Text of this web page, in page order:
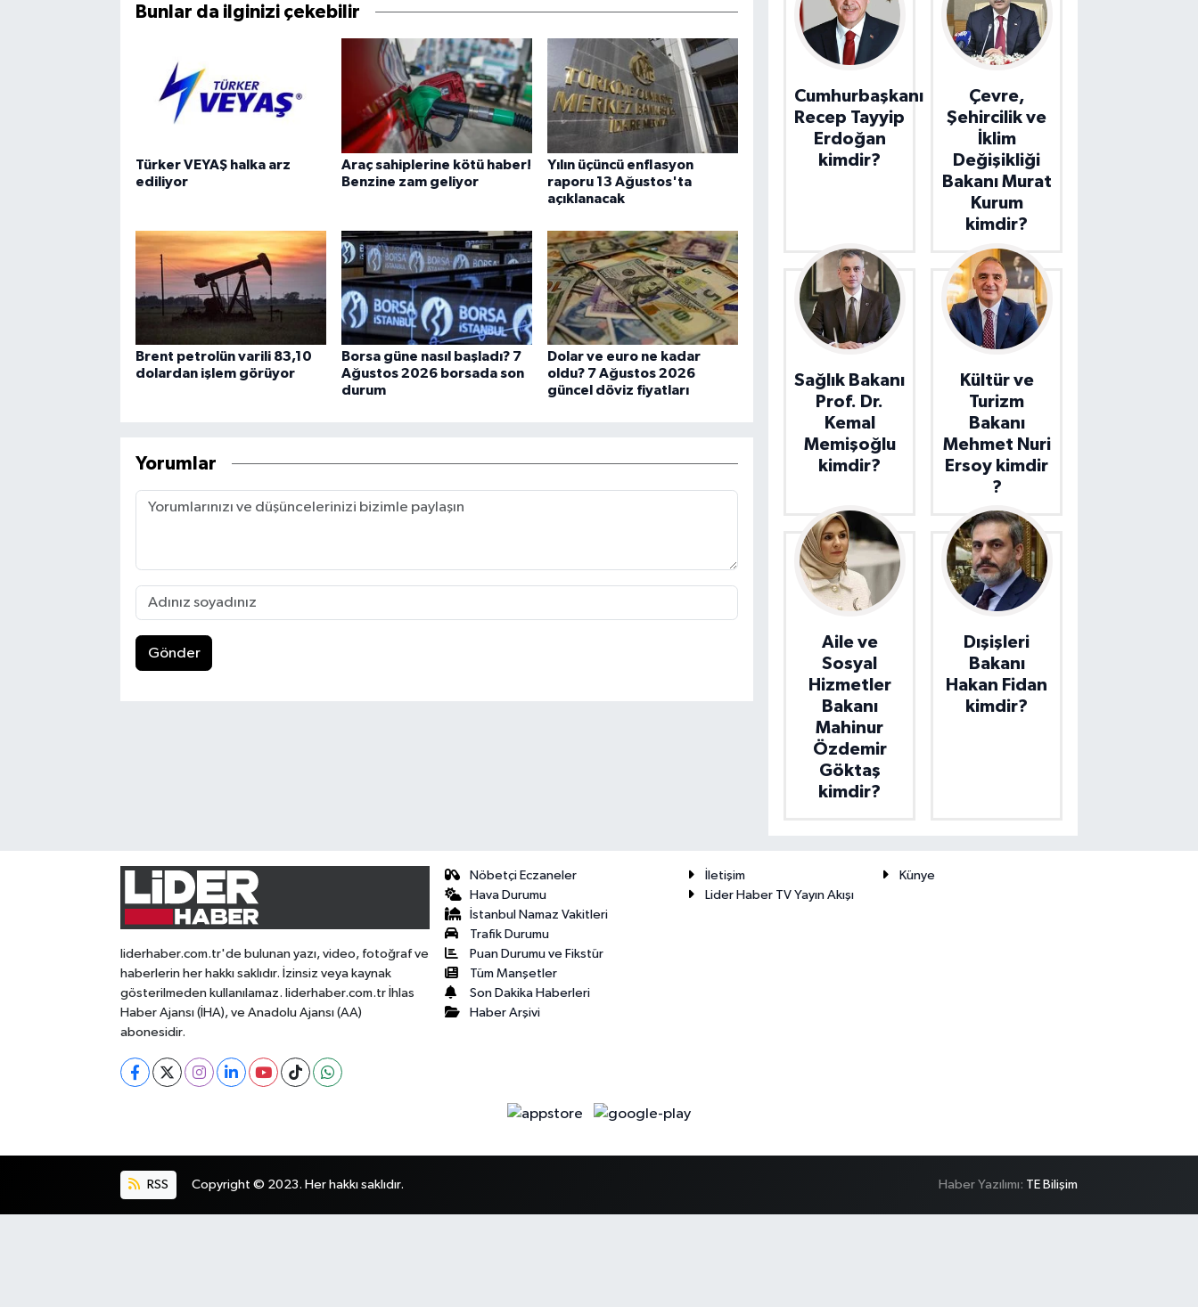
Bunlar da ilginizi çekebilir
Türker VEYAŞ halka arz
ediliyor
Araç sahiplerine kötü haber!
Benzine zam geliyor
Yılın üçüncü enflasyon
raporu 13 Ağustos'ta
açıklanacak
Brent petrolün varili 83,10
dolardan işlem görüyor
Borsa güne nasıl başladı? 7
Ağustos 2026 borsada son
durum
Dolar ve euro ne kadar
oldu? 7 Ağustos 2026
güncel döviz fiyatları
Yorumlar
Gönder
Cumhurbaşkanı
Recep Tayyip
Erdoğan
kimdir?
Çevre,
Şehircilik ve
İklim
Değişikliği
Bakanı Murat
Kurum
kimdir?
Sağlık Bakanı
Prof. Dr.
Kemal
Memişoğlu
kimdir?
Kültür ve
Turizm
Bakanı
Mehmet Nuri
Ersoy kimdir
?
Aile ve
Sosyal
Hizmetler
Bakanı
Mahinur
Özdemir
Göktaş
kimdir?
Dışişleri
Bakanı
Hakan Fidan
kimdir?
liderhaber.com.tr'de bulunan yazı, video, fotoğraf ve
haberlerin her hakkı saklıdır. İzinsiz veya kaynak
gösterilmeden kullanılamaz. liderhaber.com.tr İhlas
Haber Ajansı (İHA), ve Anadolu Ajansı (AA)
abonesidir.
Nöbetçi Eczaneler
Hava Durumu
İstanbul Namaz Vakitleri
Trafik Durumu
Puan Durumu ve Fikstür
Tüm Manşetler
Son Dakika Haberleri
Haber Arşivi
İletişim
Künye
Lider Haber TV Yayın Akışı
RSS Copyright © 2023. Her hakkı saklıdır. Haber Yazılımı: TE Bilişim